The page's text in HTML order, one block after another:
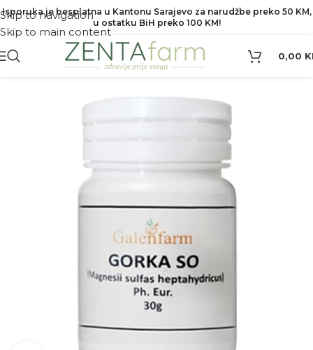
Skip to navigation
Skip to main content
Isporuka je besplatna u Kantonu Sarajevo za narudžbe preko 50 KM,
u ostatku BiH preko 100 KM!
0,00